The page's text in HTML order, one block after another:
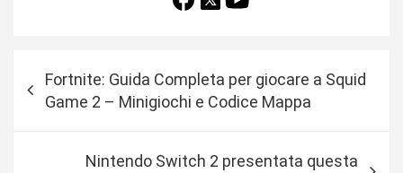
Fortnite: Guida Completa per giocare a Squid
Game 2 – Minigiochi e Codice Mappa
Nintendo Switch 2 presentata questa